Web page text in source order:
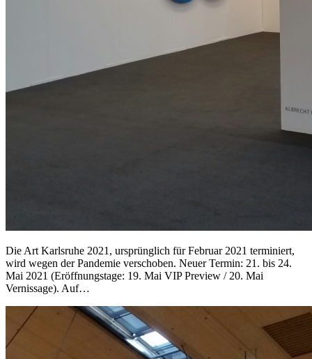
Die Art Karlsruhe 2021, ursprünglich für Februar 2021 terminiert,
wird wegen der Pandemie verschoben. Neuer Termin: 21. bis 24.
Mai 2021 (Eröffnungstage: 19. Mai VIP Preview / 20. Mai
Vernissage). Auf…